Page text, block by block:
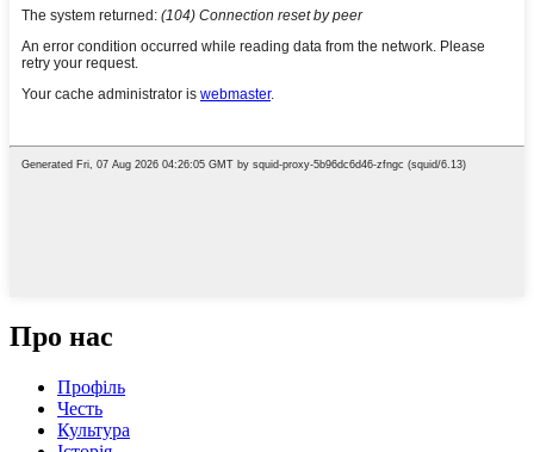
Про нас
Профіль
Честь
Культура